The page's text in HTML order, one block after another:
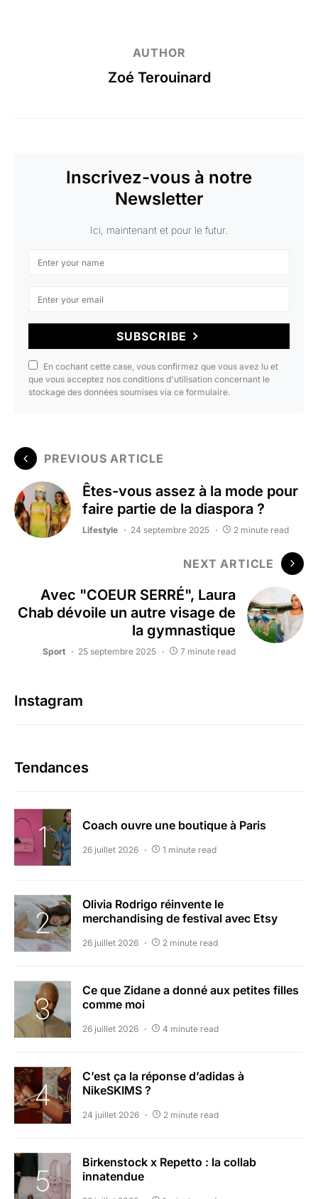
AUTHOR
Zoé Terouinard
Inscrivez-vous à notre
Newsletter
Ici, maintenant et pour le futur.
SUBSCRIBE
En cochant cette case, vous confirmez que vous avez lu et
que vous acceptez nos conditions d'utilisation concernant le
stockage des données soumises via ce formulaire.
PREVIOUS ARTICLE
Êtes-vous assez à la mode pour
faire partie de la diaspora ?
Lifestyle 24 septembre 2025 2 minute read
NEXT ARTICLE
Avec "COEUR SERRÉ", Laura
Chab dévoile un autre visage de
la gymnastique
Sport 25 septembre 2025 7 minute read
Instagram
Tendances
Coach ouvre une boutique à Paris
26 juillet 2026 1 minute read
Olivia Rodrigo réinvente le
merchandising de festival avec Etsy
26 juillet 2026 2 minute read
Ce que Zidane a donné aux petites filles
comme moi
26 juillet 2026 4 minute read
C’est ça la réponse d’adidas à
NikeSKIMS ?
24 juillet 2026 2 minute read
Birkenstock x Repetto : la collab
innatendue